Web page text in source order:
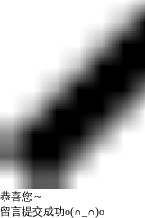
恭喜您～
留言提交成功o(∩_∩)o